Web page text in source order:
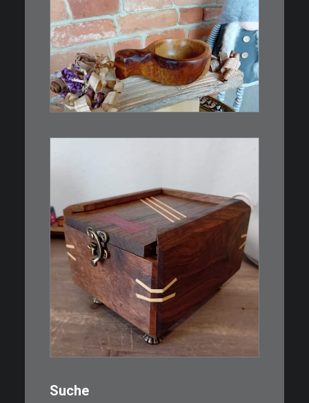
€15,00
Ein Holzbecher im Wikinger-Stil.
Inspiriert…
€39,00
Eine kleine, simple Schatulle
aus Nussbaum…
Suche